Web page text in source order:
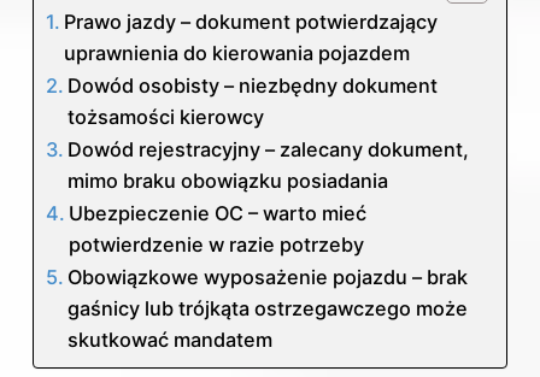
Prawo jazdy – dokument potwierdzający
uprawnienia do kierowania pojazdem
Dowód osobisty – niezbędny dokument
tożsamości kierowcy
Dowód rejestracyjny – zalecany dokument,
mimo braku obowiązku posiadania
Ubezpieczenie OC – warto mieć
potwierdzenie w razie potrzeby
Obowiązkowe wyposażenie pojazdu – brak
gaśnicy lub trójkąta ostrzegawczego może
skutkować mandatem